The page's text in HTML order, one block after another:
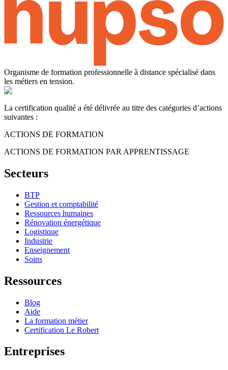
Organisme de formation professionnelle à distance spécialisé dans
les métiers en tension.
La certification qualité a été délivrée au titre des catégories d’actions
suivantes :
ACTIONS DE FORMATION
ACTIONS DE FORMATION PAR APPRENTISSAGE
Secteurs
BTP
Gestion et comptabilité
Ressources humaines
Rénovation énergétique
Logistique
Industrie
Enseignement
Soins
Ressources
Blog
Aide
La formation métier
Certification Le Robert
Entreprises